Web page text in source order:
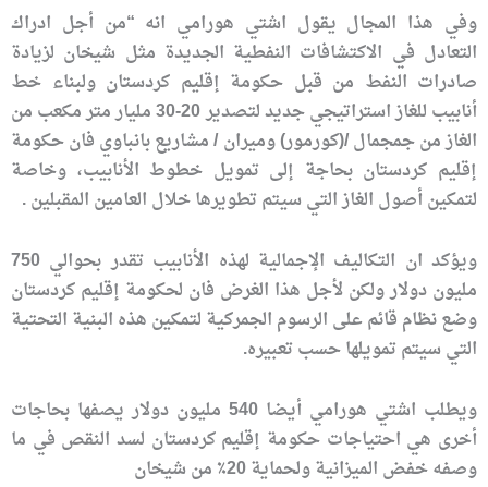
وفي هذا المجال يقول اشتي هورامي انه “من أجل ادراك
التعادل في الاكتشافات النفطية الجديدة مثل شيخان لزيادة
صادرات النفط من قبل حكومة إقليم كردستان ولبناء خط
أنابيب للغاز استراتيجي جديد لتصدير 20-30 مليار متر مكعب من
الغاز من جمجمال /(كورمور) وميران / مشاريع بانباوي فان حكومة
إقليم كردستان بحاجة إلى تمويل خطوط الأنابيب، وخاصة
لتمكين أصول الغاز التي سيتم تطويرها خلال العامين المقبلين .
ويؤكد ان التكاليف الإجمالية لهذه الأنابيب تقدر بحوالي 750
مليون دولار ولكن لأجل هذا الغرض فان لحكومة إقليم كردستان
وضع نظام قائم على الرسوم الجمركية لتمكين هذه البنية التحتية
التي سيتم تمويلها حسب تعبيره.
ويطلب اشتي هورامي أيضا 540 مليون دولار يصفها بحاجات
أخرى هي احتياجات حكومة إقليم كردستان لسد النقص في ما
وصفه خفض الميزانية ولحماية 20٪ من شيخان